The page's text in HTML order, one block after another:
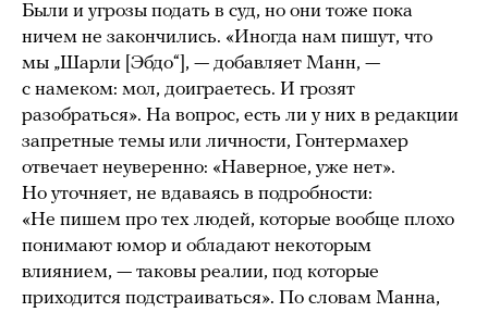
Были и угрозы подать в суд, но они тоже пока
ничем не закончились. «Иногда нам пишут, что
мы „Шарли [Эбдо“], — добавляет Манн, —
с намеком: мол, доиграетесь. И грозят
разобраться». На вопрос, есть ли у них в редакции
запретные темы или личности, Гонтермахер
отвечает неуверенно: «Наверное, уже нет».
Но уточняет, не вдаваясь в подробности:
«Не пишем про тех людей, которые вообще плохо
понимают юмор и обладают некоторым
влиянием, — таковы реалии, под которые
приходится подстраиваться». По словам Манна,